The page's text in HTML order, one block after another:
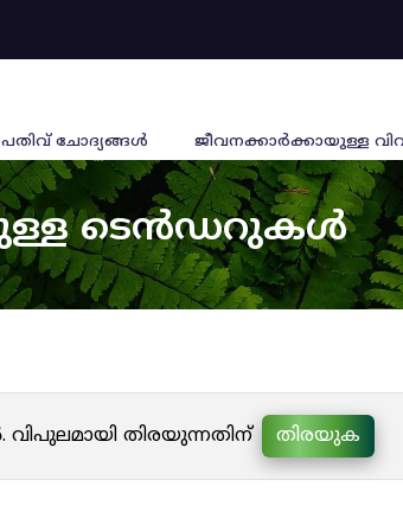
പതിവ് ചോദ്യങ്ങൾ ജീവനക്കാര്‍ക്കായുള്ള
ടെൻഡറുകൾ
. വിപുലമായി തിരയുന്നതിന് തിരയുക